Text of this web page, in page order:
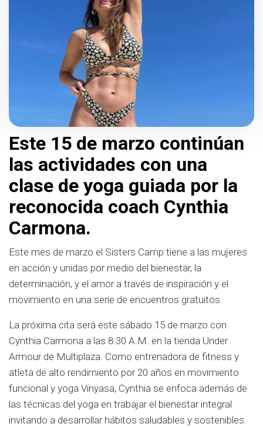
Este 15 de marzo continúan
las actividades con una
clase de yoga guiada por la
reconocida coach Cynthia
Carmona.
Este mes de marzo el Sisters Camp tiene a las mujeres
en acción y unidas por medio del bienestar, la
determinación, y el amor a través de inspiración y el
movimiento en una serie de encuentros gratuitos.
La próxima cita será este sábado 15 de marzo con
Cynthia Carmona a las 8:30 A.M. en la tienda Under
Armour de Multiplaza. Como entrenadora de fitness y
atleta de alto rendimiento por 20 años en movimiento
funcional y yoga Vinyasa, Cynthia se enfoca además de
las técnicas del yoga en trabajar el bienestar integral
invitando a desarrollar hábitos saludables y sostenibles.